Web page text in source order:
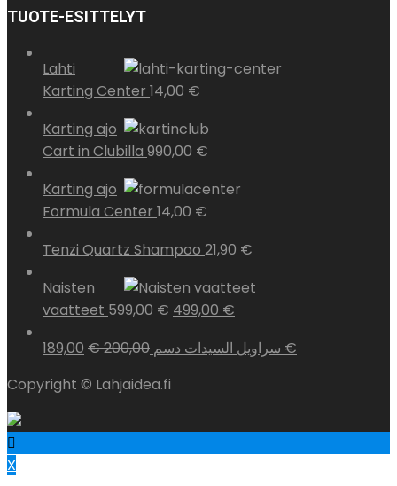
TUOTE-ESITTELYT
Lahti
Karting Center 14,00 €
Karting ajo
Cart in Clubilla 990,00 €
Karting ajo
Formula Center 14,00 €
Tenzi Quartz Shampoo 21,90 €
Naisten
vaatteet 599,00€ 499,00 €
سراويل السيدات دسم 200,00
€
€
Copyright © Lahjaidea.fi
X